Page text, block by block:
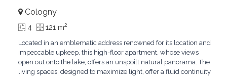
Cologny
4 121 m2
Located in an emblematic address renowned for its location and
impeccable upkeep, this high-floor apartment, whose views
open out onto the lake, offers an unspoilt natural panorama. The
living spaces, designed to maximize light, offer a fluid continuity